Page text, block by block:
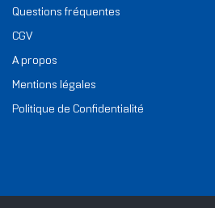
Questions fréquentes
CGV
A propos
Mentions légales
Politique de Confidentialité